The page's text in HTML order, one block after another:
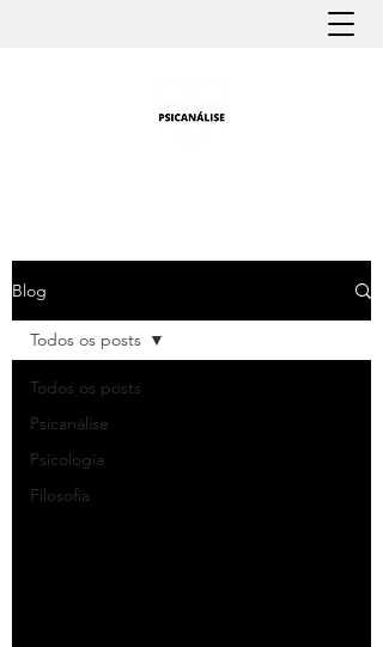
Blog
Todos os posts
Psicanálise
Psicologia
Filosofia
Todos os posts